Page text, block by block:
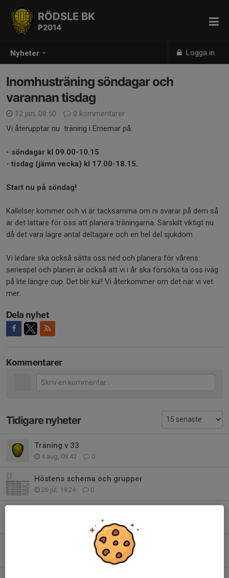
Nyheter Logga in
RÖDSLE BK
P2014
Inomhusträning söndagar och
varannan tisdag
12 jan, 08:50
0 kommentarer
Vi återupptar nu träning i Ernemar på:
- söndagar kl 09.00-10.15
- tisdag (jämn vecka) kl 17.00-18.15.
Start nu på söndag!
Kallelser kommer och vi är tacksamma om ni svarar på dem så
är det lättare för oss att planera träningarna. Särskilt viktigt nu
då det vara lägre antal deltagare och en hel del sjukdom.
Vi ledare ska också sätta oss ned och planera för vårens
seriespel och planen är också att vi i år ska försöka ta oss iväg
på lite längre cup. Det blir kul! Vi återkommer om det när vi vet
mer.
Dela nyhet
Kommentarer
Tidigare nyheter
Träning v 33
4 aug, 09:42 0
Höstens schema och grupper
26 jul, 19:24 0
Träning utomhus fr om måndag 20/4
0